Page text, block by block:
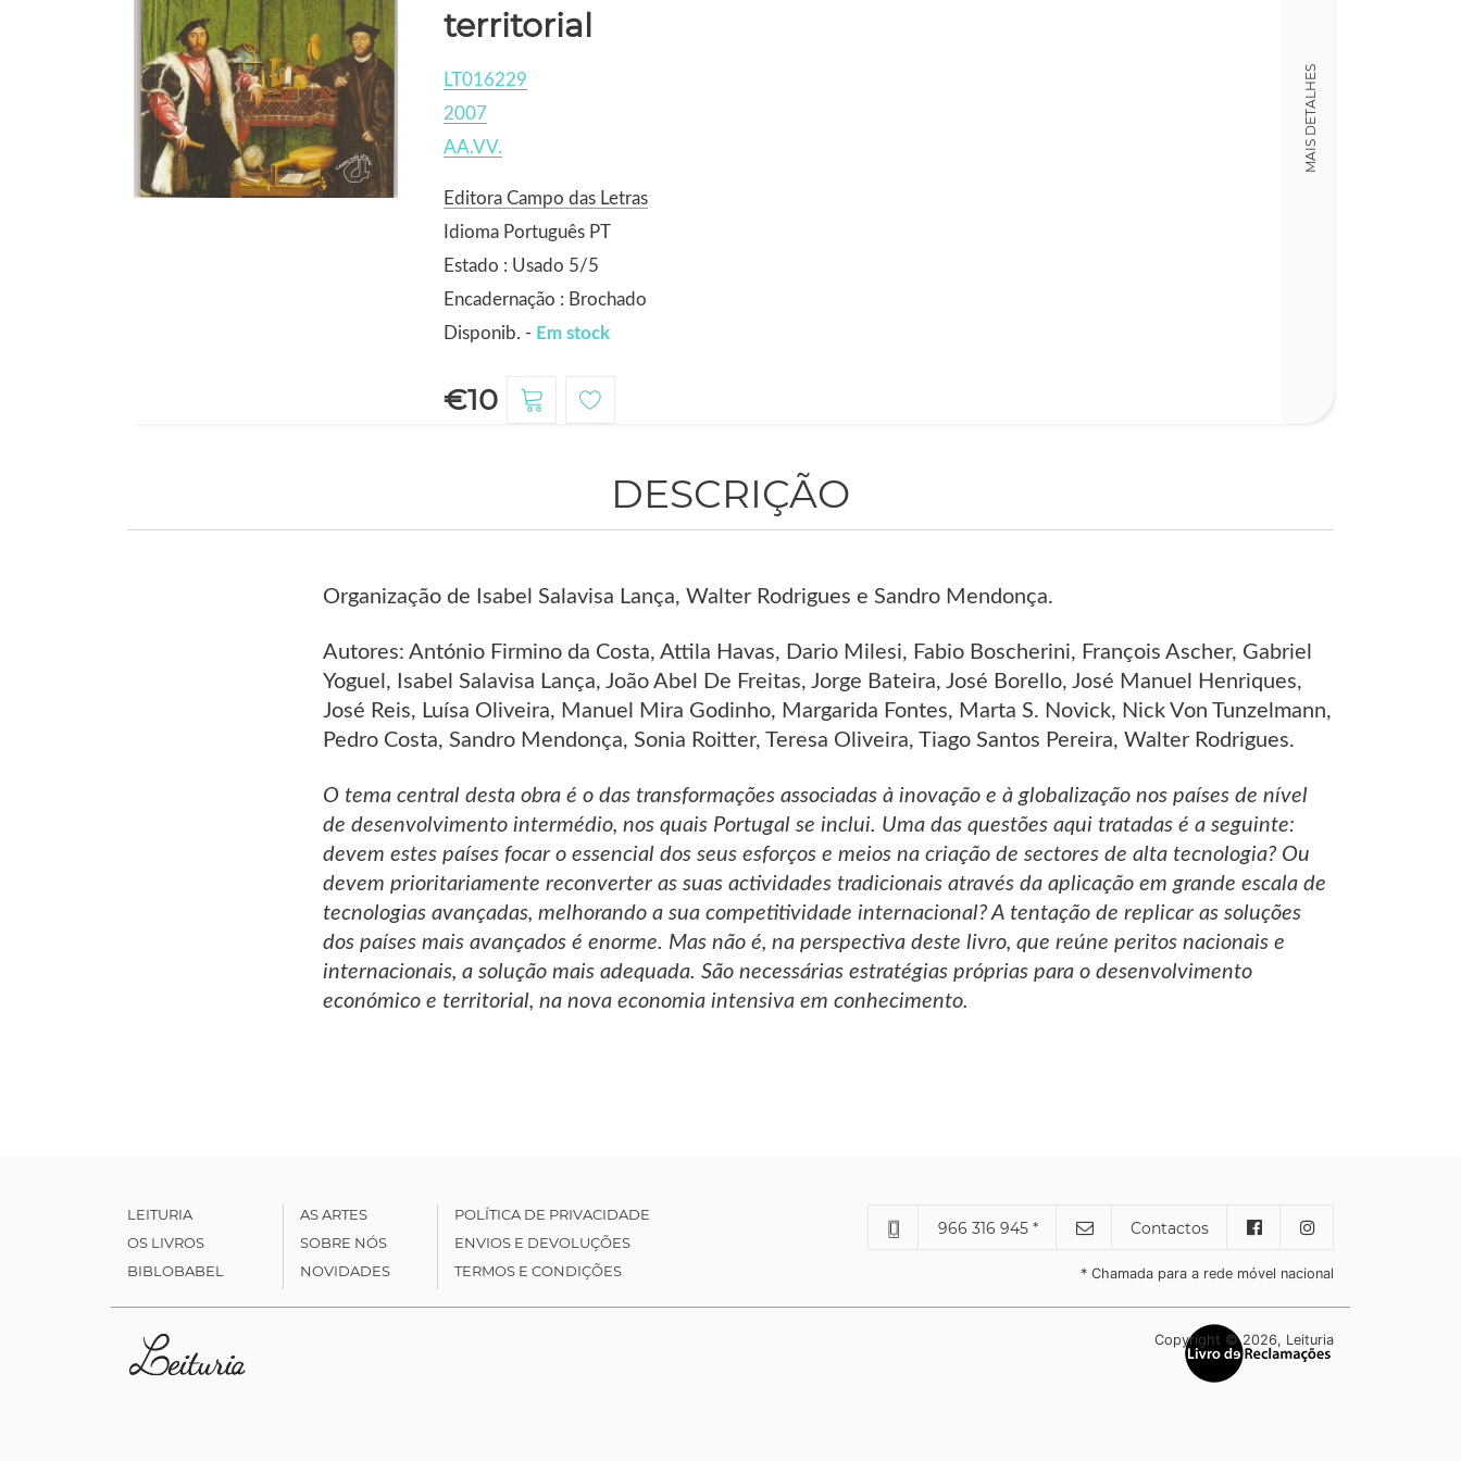
territorial
LT016229
2007
AA.VV.
Editora Campo das Letras
Idioma Português PT
Estado : Usado 5/5
Encadernação : Brochado
Disponib. - Em stock
€10
MAIS DETALHES
DESCRIÇÃO
Organização de Isabel Salavisa Lança, Walter Rodrigues e Sandro Mendonça.
Autores: António Firmino da Costa, Attila Havas, Dario Milesi, Fabio Boscherini, François Ascher, Gabriel
Yoguel, Isabel Salavisa Lança, João Abel De Freitas, Jorge Bateira, José Borello, José Manuel Henriques,
José Reis, Luísa Oliveira, Manuel Mira Godinho, Margarida Fontes, Marta S. Novick, Nick Von Tunzelmann,
Pedro Costa, Sandro Mendonça, Sonia Roitter, Teresa Oliveira, Tiago Santos Pereira, Walter Rodrigues.
O tema central desta obra é o das transformações associadas à inovação e à globalização nos países de nível
de desenvolvimento intermédio, nos quais Portugal se inclui. Uma das questões aqui tratadas é a seguinte:
devem estes países focar o essencial dos seus esforços e meios na criação de sectores de alta tecnologia? Ou
devem prioritariamente reconverter as suas actividades tradicionais através da aplicação em grande escala de
tecnologias avançadas, melhorando a sua competitividade internacional? A tentação de replicar as soluções
dos países mais avançados é enorme. Mas não é, na perspectiva deste livro, que reúne peritos nacionais e
internacionais, a solução mais adequada. São necessárias estratégias próprias para o desenvolvimento
económico e territorial, na nova economia intensiva em conhecimento.
LEITURIA
OS LIVROS
BIBLOBABEL
AS ARTES
SOBRE NÓS
NOVIDADES
POLÍTICA DE PRIVACIDADE
ENVIOS E DEVOLUÇÕES
TERMOS E CONDIÇÕES
966 316 945 * Contactos
* Chamada para a rede móvel nacional
Copyright © 2026, Leituria